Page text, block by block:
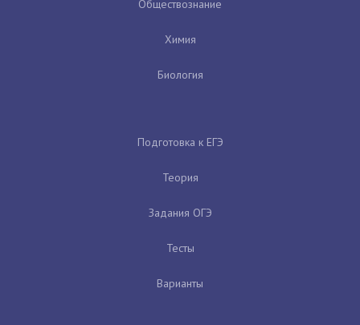
Обществознание
Химия
Биология
Подготовка к ЕГЭ
Теория
Задания ОГЭ
Тесты
Варианты